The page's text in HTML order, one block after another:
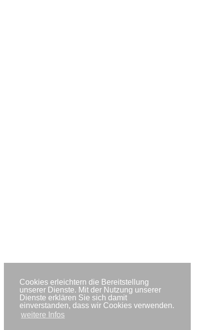
Cookies erleichtern die Bereitstellung
unserer Dienste. Mit der Nutzung unserer
Dienste erklären Sie sich damit
einverstanden, dass wir Cookies verwenden.
weitere Infos